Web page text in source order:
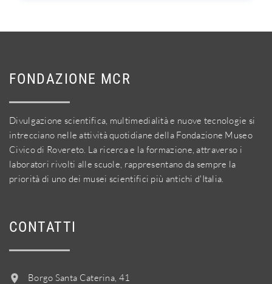
FONDAZIONE MCR
Divulgazione scientifica, multimedialità e nuove tecnologie si
intrecciano nelle attività quotidiane della Fondazione Museo
Civico di Rovereto. La ricerca e la formazione, attraverso i
laboratori rivolti alle scuole, rappresentano da sempre la
priorità di uno dei musei scientifici più antichi d'Italia.
CONTATTI
Borgo Santa Caterina, 41